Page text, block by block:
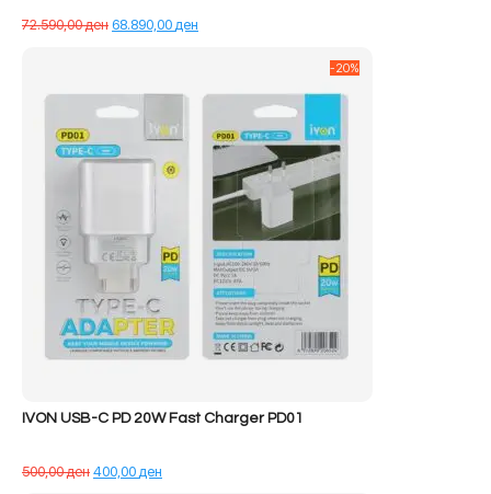
72.590,00денÇmimi
68.890,00ден
68.890,00 ден.
IVON USB-C PD 20W Fast Charger PD01
500,00денÇmimi
400,00ден
-20%